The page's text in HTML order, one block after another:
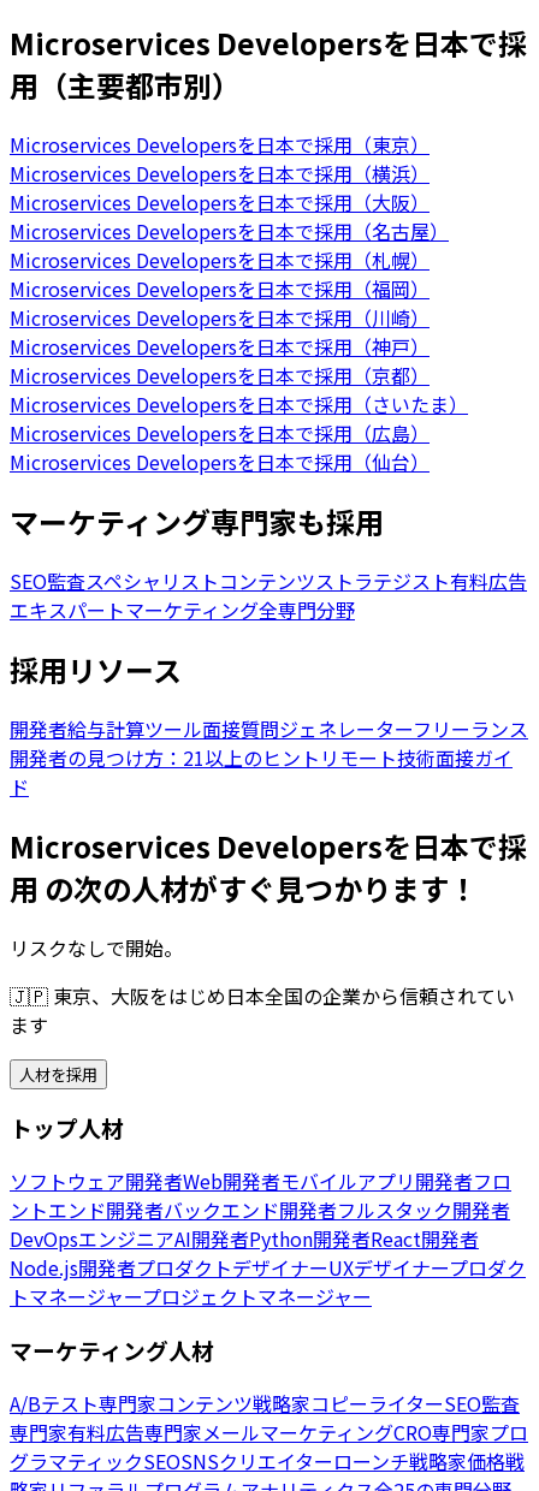
Microservices Developersを日本で採
用（主要都市別）
Microservices Developersを日本で採用（東京）
Microservices Developersを日本で採用（横浜）
Microservices Developersを日本で採用（大阪）
Microservices Developersを日本で採用（名古屋）
Microservices Developersを日本で採用（札幌）
Microservices Developersを日本で採用（福岡）
Microservices Developersを日本で採用（川崎）
Microservices Developersを日本で採用（神戸）
Microservices Developersを日本で採用（京都）
Microservices Developersを日本で採用（さいたま）
Microservices Developersを日本で採用（広島）
Microservices Developersを日本で採用（仙台）
マーケティング専門家も採用
SEO監査スペシャリストコンテンツストラテジスト有料広告
エキスパートマーケティング全専門分野
採用リソース
開発者給与計算ツール面接質問ジェネレーターフリーランス
開発者の見つけ方：21以上のヒント リモート技術面接ガイ
ド
Microservices Developersを日本で採
用 の次の人材がすぐ見つかります！
リスクなしで開始。
🇯🇵 東京、大阪をはじめ日本全国の企業から信頼されてい
ます
人材を採用
トップ人材
ソフトウェア開発者Web開発者モバイルアプリ開発者フロ
ントエンド開発者バックエンド開発者フルスタック開発者
DevOpsエンジニアAI開発者Python開発者React開発者
Node.js開発者プロダクトデザイナーUXデザイナープロダク
トマネージャープロジェクトマネージャー
マーケティング人材
A/Bテスト専門家コンテンツ戦略家コピーライターSEO監査
専門家有料広告専門家メールマーケティングCRO専門家プロ
グラマティックSEOSNSクリエイターローンチ戦略家価格戦